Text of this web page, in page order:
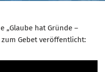
„Glaube hat Gründe –
Gebet veröffentlicht: